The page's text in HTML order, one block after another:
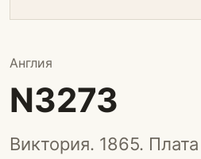
Англия
N3273
Виктория. 1865.